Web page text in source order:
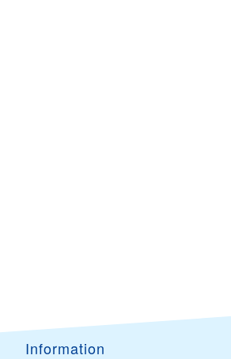
Information